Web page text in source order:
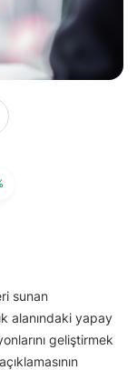
sunan
alanındaki yapay
geliştirmek